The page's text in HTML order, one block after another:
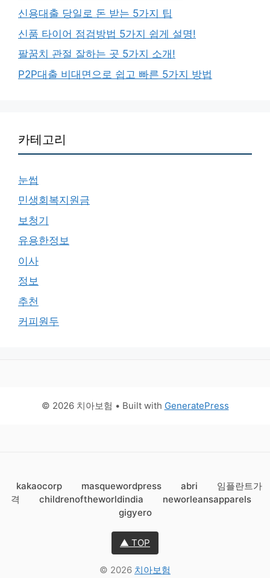
신용대출 당일로 돈 받는 5가지 팁
신품 타이어 점검방법 5가지 쉽게 설명!
팔꿈치 관절 잘하는 곳 5가지 소개!
P2P대출 비대면으로 쉽고 빠른 5가지 방법
카테고리
눈썹
민생회복지원금
보청기
유용한정보
이사
정보
추천
커피원두
© 2026 치아보험 • Built with GeneratePress
kakaocorp masquewordpress abri
임플란트가
격
childrenoftheworldindia
neworleansapparels
gigyero
▲ TOP
© 2026 치아보험